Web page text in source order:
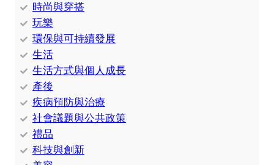
時尚與穿搭
玩樂
環保與可持續發展
生活
生活方式與個人成長
產後
疾病預防與治療
社會議題與公共政策
禮品
科技與創新